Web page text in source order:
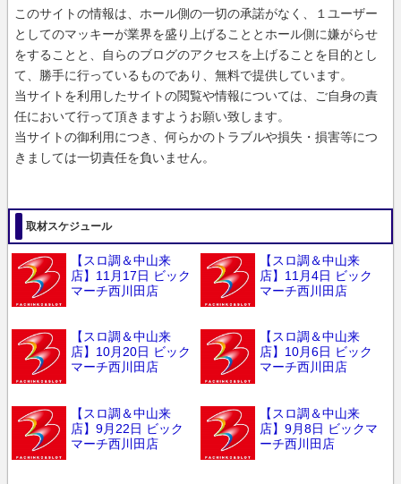
このサイトの情報は、ホール側の一切の承諾がなく、１ユーザー
としてのマッキーが業界を盛り上げることとホール側に嫌がらせ
をすることと、自らのブログのアクセスを上げることを目的とし
て、勝手に行っているものであり、無料で提供しています。
当サイトを利用したサイトの閲覧や情報については、ご自身の責
任において行って頂きますようお願い致します。
当サイトの御利用につき、何らかのトラブルや損失・損害等につ
きましては一切責任を負いません。
取材スケジュール
【スロ調＆中山来
店】11月17日 ビック
マーチ西川田店
【スロ調＆中山来
店】11月4日 ビック
マーチ西川田店
【スロ調＆中山来
店】10月20日 ビック
マーチ西川田店
【スロ調＆中山来
店】10月6日 ビック
マーチ西川田店
【スロ調＆中山来
店】9月22日 ビック
マーチ西川田店
【スロ調＆中山来
店】9月8日 ビックマ
ーチ西川田店